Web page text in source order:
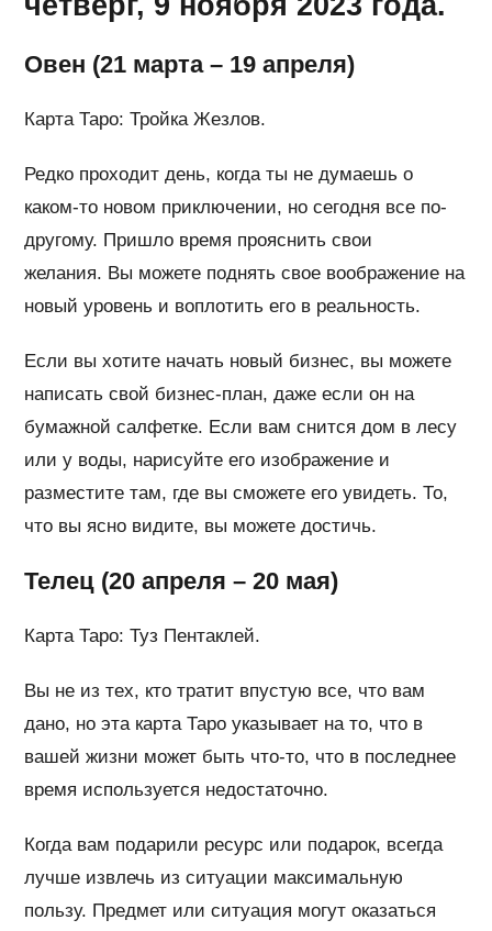
Овен (21 марта – 19 апреля)
Карта Таро: Тройка Жезлов.
Редко проходит день, когда ты не думаешь о
каком-то новом приключении, но сегодня все по-
другому. Пришло время прояснить свои
желания. Вы можете поднять свое воображение на
новый уровень и воплотить его в реальность.
Если вы хотите начать новый бизнес, вы можете
написать свой бизнес-план, даже если он на
бумажной салфетке. Если вам снится дом в лесу
или у воды, нарисуйте его изображение и
разместите там, где вы сможете его увидеть. То,
что вы ясно видите, вы можете достичь.
Телец (20 апреля – 20 мая)
Карта Таро: Туз Пентаклей.
Вы не из тех, кто тратит впустую все, что вам
дано, но эта карта Таро указывает на то, что в
вашей жизни может быть что-то, что в последнее
время используется недостаточно.
Когда вам подарили ресурс или подарок, всегда
лучше извлечь из ситуации максимальную
пользу. Предмет или ситуация могут оказаться